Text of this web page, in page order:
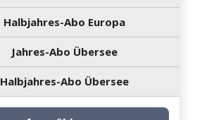
Halbjahres-Abo Europa
Jahres-Abo Übersee
Halbjahres-Abo Übersee